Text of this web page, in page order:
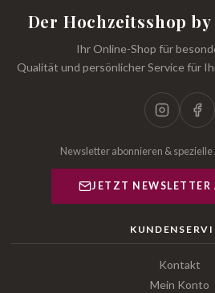
Der Hochzeitsshop by
Ihr Online-Shop für
Qualität und persönlicher Service für
Newsletter abonnieren &
JETZT NEWSLETTER
Kontakt
Mein Konto